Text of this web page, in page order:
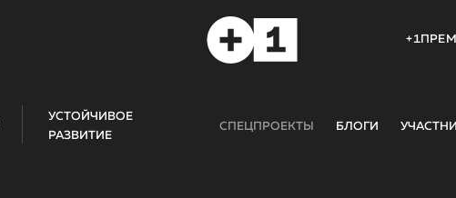
УСТОЙЧИВОЕ
РАЗВИТИЕ
СПЕЦПРОЕКТЫ БЛОГИ